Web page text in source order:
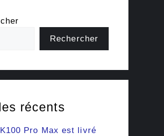
Rechercher
récents
Pro Max est livré